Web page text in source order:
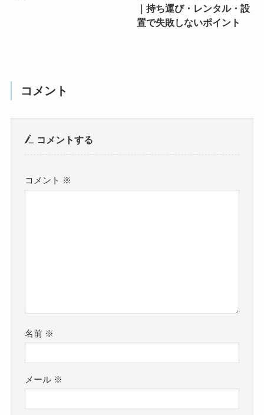
｜持ち運び・レンタル・設
置で失敗しないポイント
コメント
コメントする
コメント ※
名前 ※
メール ※